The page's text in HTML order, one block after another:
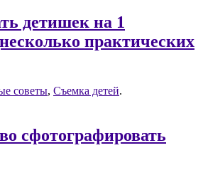
детишек на 1
практических
советы, Съемка детей.
сфотографировать